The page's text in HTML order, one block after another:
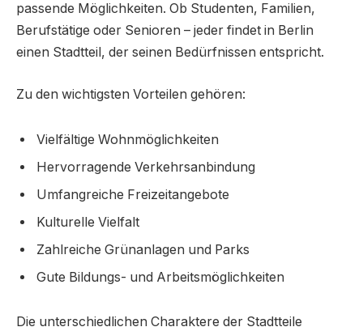
passende Möglichkeiten. Ob Studenten, Familien,
Berufstätige oder Senioren – jeder findet in Berlin
einen Stadtteil, der seinen Bedürfnissen entspricht.
Zu den wichtigsten Vorteilen gehören:
Vielfältige Wohnmöglichkeiten
Hervorragende Verkehrsanbindung
Umfangreiche Freizeitangebote
Kulturelle Vielfalt
Zahlreiche Grünanlagen und Parks
Gute Bildungs- und Arbeitsmöglichkeiten
Die unterschiedlichen Charaktere der Stadtteile